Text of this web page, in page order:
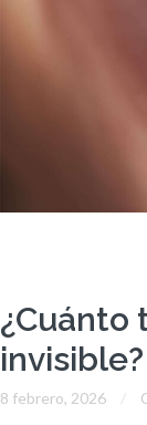
¿Cuánto
invisible?
8 febrero, 2026